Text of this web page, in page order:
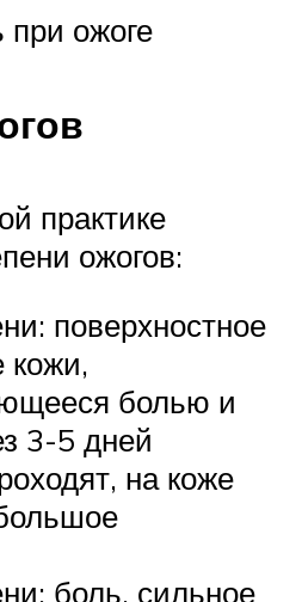
ожоге
практике
ожогов:
поверхностное
кожи,
болью и
3-5 дней
на коже
боль, сильное